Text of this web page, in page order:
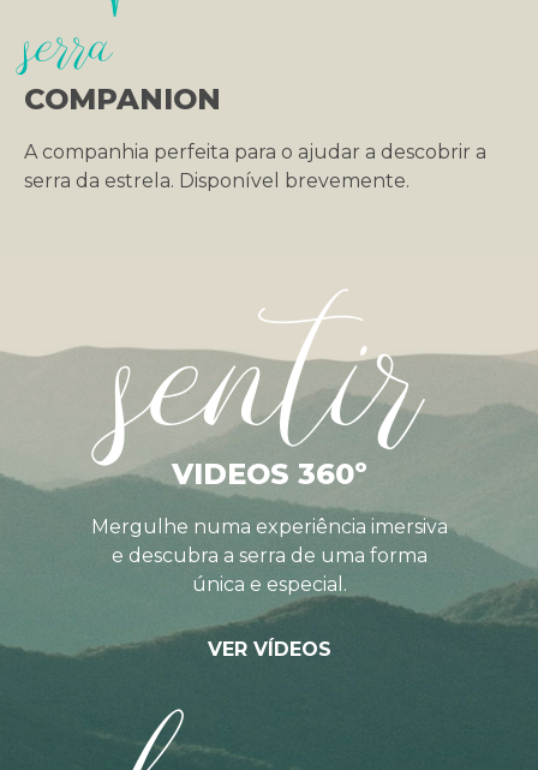
serra
COMPANION
A companhia perfeita para o ajudar a descobrir a
serra da estrela. Disponível brevemente.
sentir
VIDEOS 360º
Mergulhe numa experiência imersiva
e descubra a serra de uma forma
única e especial.
VER VÍDEOS